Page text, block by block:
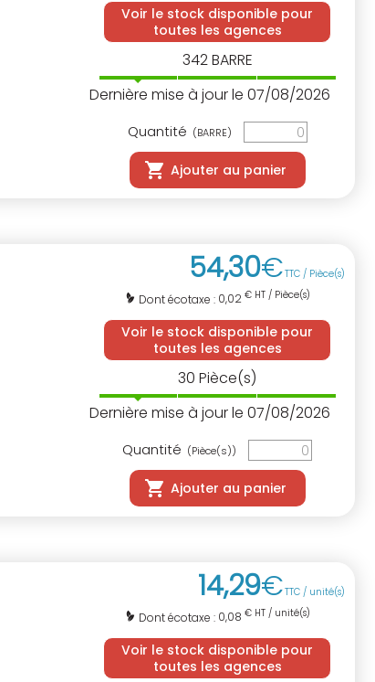
Voir le stock disponible pour
toutes les agences
342BARRE
Dernière mise à jour le 07/08/2026
Quantité (BARRE)
Ajouter au panier
54,30€TTC / Pièce(s)
Dont écotaxe : 0,02 € HT / Pièce(s)
Voir le stock disponible pour
toutes les agences
30 Pièce(s)
Dernière mise à jour le 07/08/2026
Quantité (Pièce(s))
Ajouter au panier
14,29€TTC / unité(s)
Dont écotaxe : 0,08 € HT / unité(s)
Voir le stock disponible pour
toutes les agences